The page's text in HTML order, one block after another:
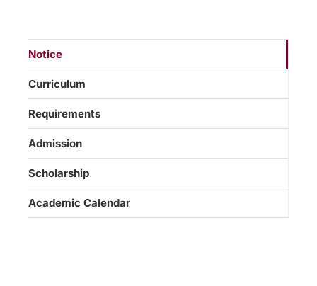
Notice
Curriculum
Requirements
Admission
Scholarship
Academic Calendar